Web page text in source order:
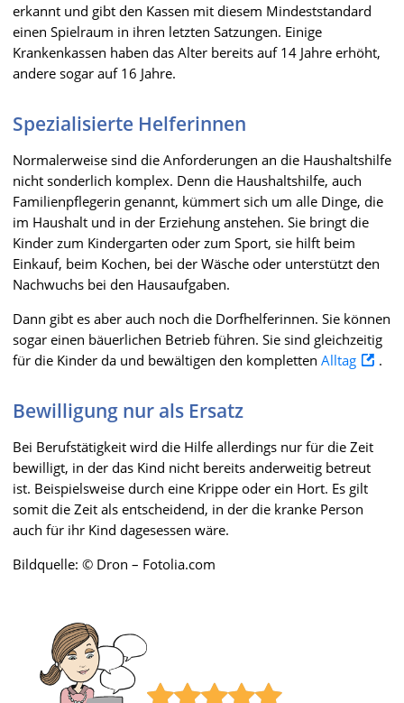
erkannt und gibt den Kassen mit diesem Mindeststandard
einen Spielraum in ihren letzten Satzungen. Einige
Krankenkassen haben das Alter bereits auf 14 Jahre erhöht,
andere sogar auf 16 Jahre.
Spezialisierte Helferinnen
Normalerweise sind die Anforderungen an die Haushaltshilfe
nicht sonderlich komplex. Denn die Haushaltshilfe, auch
Familienpflegerin genannt, kümmert sich um alle Dinge, die
im Haushalt und in der Erziehung anstehen. Sie bringt die
Kinder zum Kindergarten oder zum Sport, sie hilft beim
Einkauf, beim Kochen, bei der Wäsche oder unterstützt den
Nachwuchs bei den Hausaufgaben.
Dann gibt es aber auch noch die Dorfhelferinnen. Sie können
sogar einen bäuerlichen Betrieb führen. Sie sind gleichzeitig
für die Kinder da und bewältigen den kompletten Alltag .
Bewilligung nur als Ersatz
Bei Berufstätigkeit wird die Hilfe allerdings nur für die Zeit
bewilligt, in der das Kind nicht bereits anderweitig betreut
ist. Beispielsweise durch eine Krippe oder ein Hort. Es gilt
somit die Zeit als entscheidend, in der die kranke Person
auch für ihr Kind dagesessen wäre.
Bildquelle: © Dron – Fotolia.com